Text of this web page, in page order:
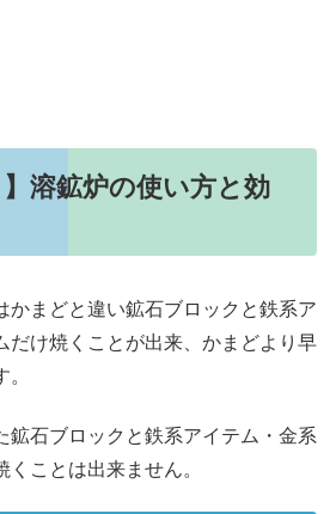
】溶鉱炉の使い方と効
かまどと違い鉱石ブロックと鉄系ア
だけ焼くことが出来、かまどより早
鉱石ブロックと鉄系アイテム・金系
ことは出来ません。